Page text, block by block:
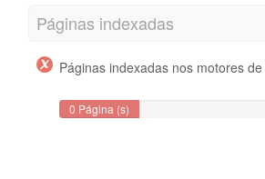
Páginas indexadas
Páginas indexadas nos motores
0 Página (s)